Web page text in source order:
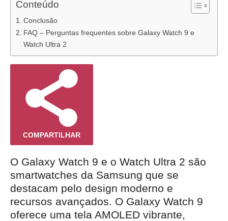
Conteúdo
Conclusão
FAQ – Perguntas frequentes sobre Galaxy Watch 9 e
Watch Ultra 2
COMPARTILHAR
O Galaxy Watch 9 e o Watch Ultra 2 são
smartwatches da Samsung que se
destacam pelo design moderno e
recursos avançados. O Galaxy Watch 9
oferece uma tela AMOLED vibrante,